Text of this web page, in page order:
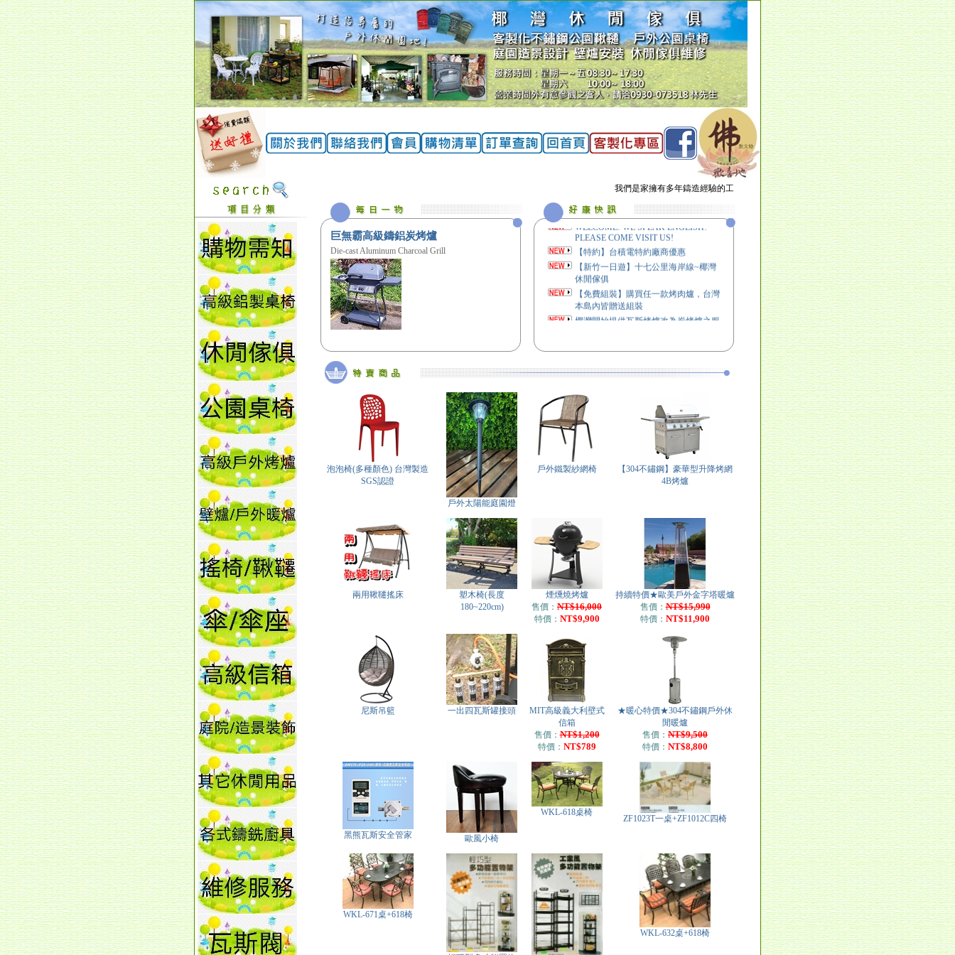
我們是家擁有多年鑄造經驗的工廠,包括所有的鑄鐵/銅/鋁產品皆可洽談,另有專業的維
巨無霸高級鑄鋁炭烤爐
Die-cast Aluminum Charcoal Grill
WELCOME! WE SPEAK ENGLISH!
PLEASE COME VISIT US!
【特約】台積電特約廠商優惠
【新竹一日遊】十七公里海岸線~椰灣
休閒傢俱
【免費組裝】購買任一款烤肉爐，台灣
本島內皆贈送組裝
椰灣開始提供瓦斯烤爐改為炭烤爐之服
務
泡泡椅(多種顏色) 台灣製造
SGS認證
戶外太陽能庭園燈
戶外鐵製紗網椅
【304不鏽鋼】豪華型升降烤網
4B烤爐
兩用鞦韆搖床
塑木椅(長度
180~220cm)
煙燻燒烤爐
售價： NT$16,000
特價： NT$9,900
持續特價★歐美戶外金字塔暖爐
售價：NT$15,990
特價： NT$11,900
尼斯吊籃 一出四瓦斯罐接頭
MIT高級義大利壁式
信箱
售價：NT$1,200
特價： NT$789
★暖心特價★304不鏽鋼戶外休
閒暖爐
售價： NT$9,500
特價： NT$8,800
黑熊瓦斯安全管家 歐風小椅
WKL-618桌椅
ZF1023T一桌+ZF1012C四椅
WKL-671桌+618椅
WKL-632桌+618椅